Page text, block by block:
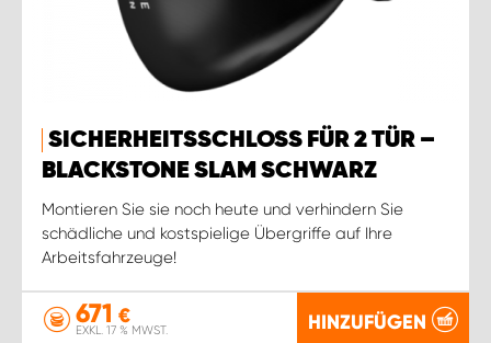
SICHERHEITSSCHLOSS FÜR 2 TÜR –
BLACKSTONE SLAM SCHWARZ
Montieren Sie sie noch heute und verhindern Sie
schädliche und kostspielige Übergriffe auf Ihre
Arbeitsfahrzeuge!
671 €
EXKL. 17 % MWST. HINZUFÜGEN